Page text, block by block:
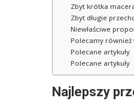
Zbyt krótka
Zbyt długie
Niewłaściwe
Polecamy również
Polecane artykuły
Polecane artykuły
Najlepszy